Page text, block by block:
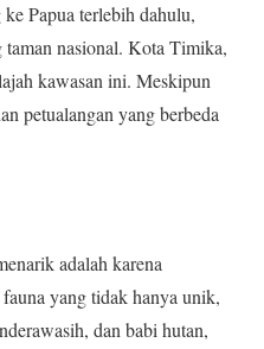
Papua terlebih dahulu,
taman nasional. Kota Timika,
kawasan ini. Meskipun
petualangan yang berbeda
adalah karena
yang tidak hanya unik,
dan babi hutan,